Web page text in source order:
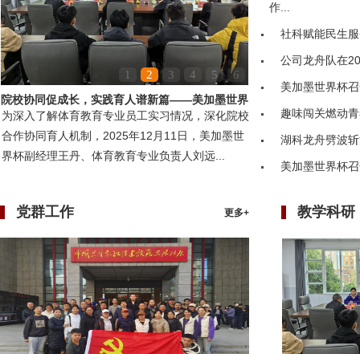
1 2 3 4 5
6
院校协同促成长，实践育人谱新篇——美加墨世界
杯领导赴嘉鱼县第...
为深入了解体育教育专业员工实习情况，深化院校
合作协同育人机制，2025年12月11日，美加墨世
界杯副经理王丹、体育教育专业负责人刘远...
作...
社科赋能民生
公司龙舟队在
美加墨世界杯
趣味闯关燃动
湖科龙舟劈波
美加墨世界杯
更多+
党群工作 教学科研